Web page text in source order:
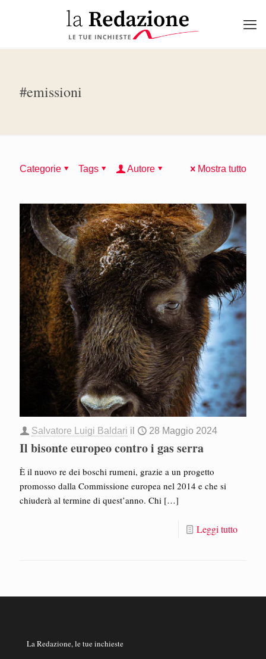
#emissioni
Categorie Tags Autore Mostra tutto
Salvatore Luigi Baldari il 28 Maggio 2024
Il bisonte europeo contro i gas serra
È il nuovo re dei boschi rumeni, grazie a un progetto
promosso dalla Commissione europea nel 2014 e che si
chiuderà al termine di quest’anno. Chi […]
Leggi tutto
La Redazione, le tue inchieste